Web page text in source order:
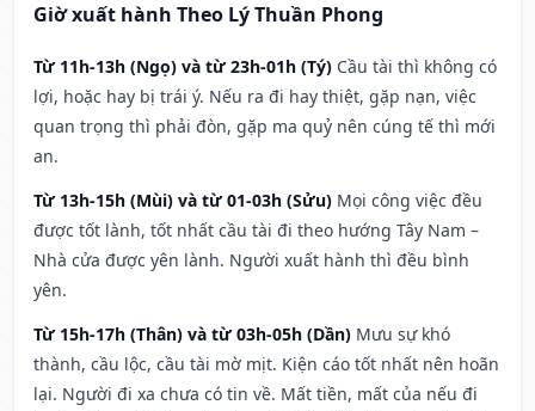
Giờ xuất hành Theo Lý Thuần Phong
Từ 11h-13h (Ngọ) và từ 23h-01h (Tý) Cầu tài thì không có
lợi, hoặc hay bị trái ý. Nếu ra đi hay thiệt, gặp nạn, việc
quan trọng thì phải đòn, gặp ma quỷ nên cúng tế thì mới
an.
Từ 13h-15h (Mùi) và từ 01-03h (Sửu) Mọi công việc đều
được tốt lành, tốt nhất cầu tài đi theo hướng Tây Nam –
Nhà cửa được yên lành. Người xuất hành thì đều bình
yên.
Từ 15h-17h (Thân) và từ 03h-05h (Dần) Mưu sự khó
thành, cầu lộc, cầu tài mờ mịt. Kiện cáo tốt nhất nên hoãn
lại. Người đi xa chưa có tin về. Mất tiền, mất của nếu đi